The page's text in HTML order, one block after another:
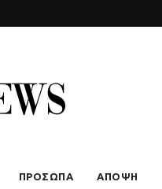
ΠΡΟΣΩΠΑ ΑΠΟΨΗ